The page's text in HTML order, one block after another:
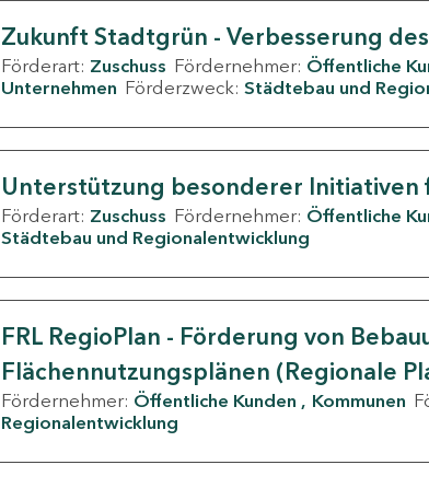
Zukunft Stadtgrün - Verbesserung
Förderart: Zuschuss Fördernehmer: Öffentliche
Unternehmen Förderzweck: Städtebau und
Unterstützung besonderer Initiativen
Förderart: Zuschuss Fördernehmer: Öffentliche
Städtebau und Regionalentwicklung
FRL RegioPlan - Förderung von
Flächennutzungsplänen (Regionale
Fördernehmer: Öffentliche Kunden Kommunen
Regionalentwicklung